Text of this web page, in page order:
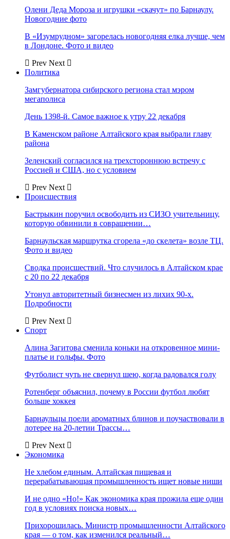
Олени Деда Мороза и игрушки «скачут» по Барнаулу.
Новогодние фото
В «Изумрудном» загорелась новогодняя елка лучше, чем
в Лондоне. Фото и видео
Prev Next
Политика
Замгубернатора сибирского региона стал мэром
мегаполиса
День 1398-й. Самое важное к утру 22 декабря
В Каменском районе Алтайского края выбрали главу
района
Зеленский согласился на трехстороннюю встречу с
Россией и США, но с условием
Prev Next
Происшествия
Бастрыкин поручил освободить из СИЗО учительницу,
которую обвинили в совращении…
Барнаульская маршрутка сгорела «до скелета» возле ТЦ.
Фото и видео
Сводка происшествий. Что случилось в Алтайском крае
с 20 по 22 декабря
Утонул авторитетный бизнесмен из лихих 90-х.
Подробности
Prev Next
Спорт
Алина Загитова сменила коньки на откровенное мини-
платье и гольфы. Фото
Футболист чуть не свернул шею, когда радовался голу
Ротенберг объяснил, почему в России футбол любят
больше хоккея
Барнаульцы поели ароматных блинов и поучаствовали в
лотерее на 20-летии Трассы…
Prev Next
Экономика
Не хлебом единым. Алтайская пищевая и
перерабатывающая промышленность ищет новые ниши
И не одно «Но!» Как экономика края прожила еще один
год в условиях поиска новых…
Прихорошилась. Министр промышленности Алтайского
края — о том, как изменился реальный…